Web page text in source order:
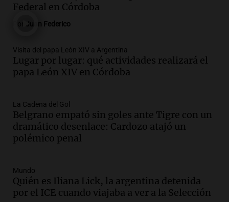
siete años de cierre por falta de nieve
Episodios
Audio.Madres en Rosario piden por la
ley Joaquín.
Viva la Radio Rosario
Audio. Juan Pedro Colombo, rematador
de hacienda: “Las tecnologías no
reemplazan el contacto con la gente”
La Argentina, hoy
Audio.
un pozo de 17 metros en Nueva Córdoba
Panorama Federal
Federal en Córdoba
Juan Federico
Visita del papa León XIV a Argentina
Lugar por lugar: qué actividades realizará el
papa León XIV en Córdoba
La Cadena del Gol
Belgrano empató sin goles ante Tigre con un
dramático desenlace: Cardozo atajó un
polémico penal
Mundo
Quién es Iliana Lick, la argentina detenida
por el ICE cuando viajaba a ver a la Selección